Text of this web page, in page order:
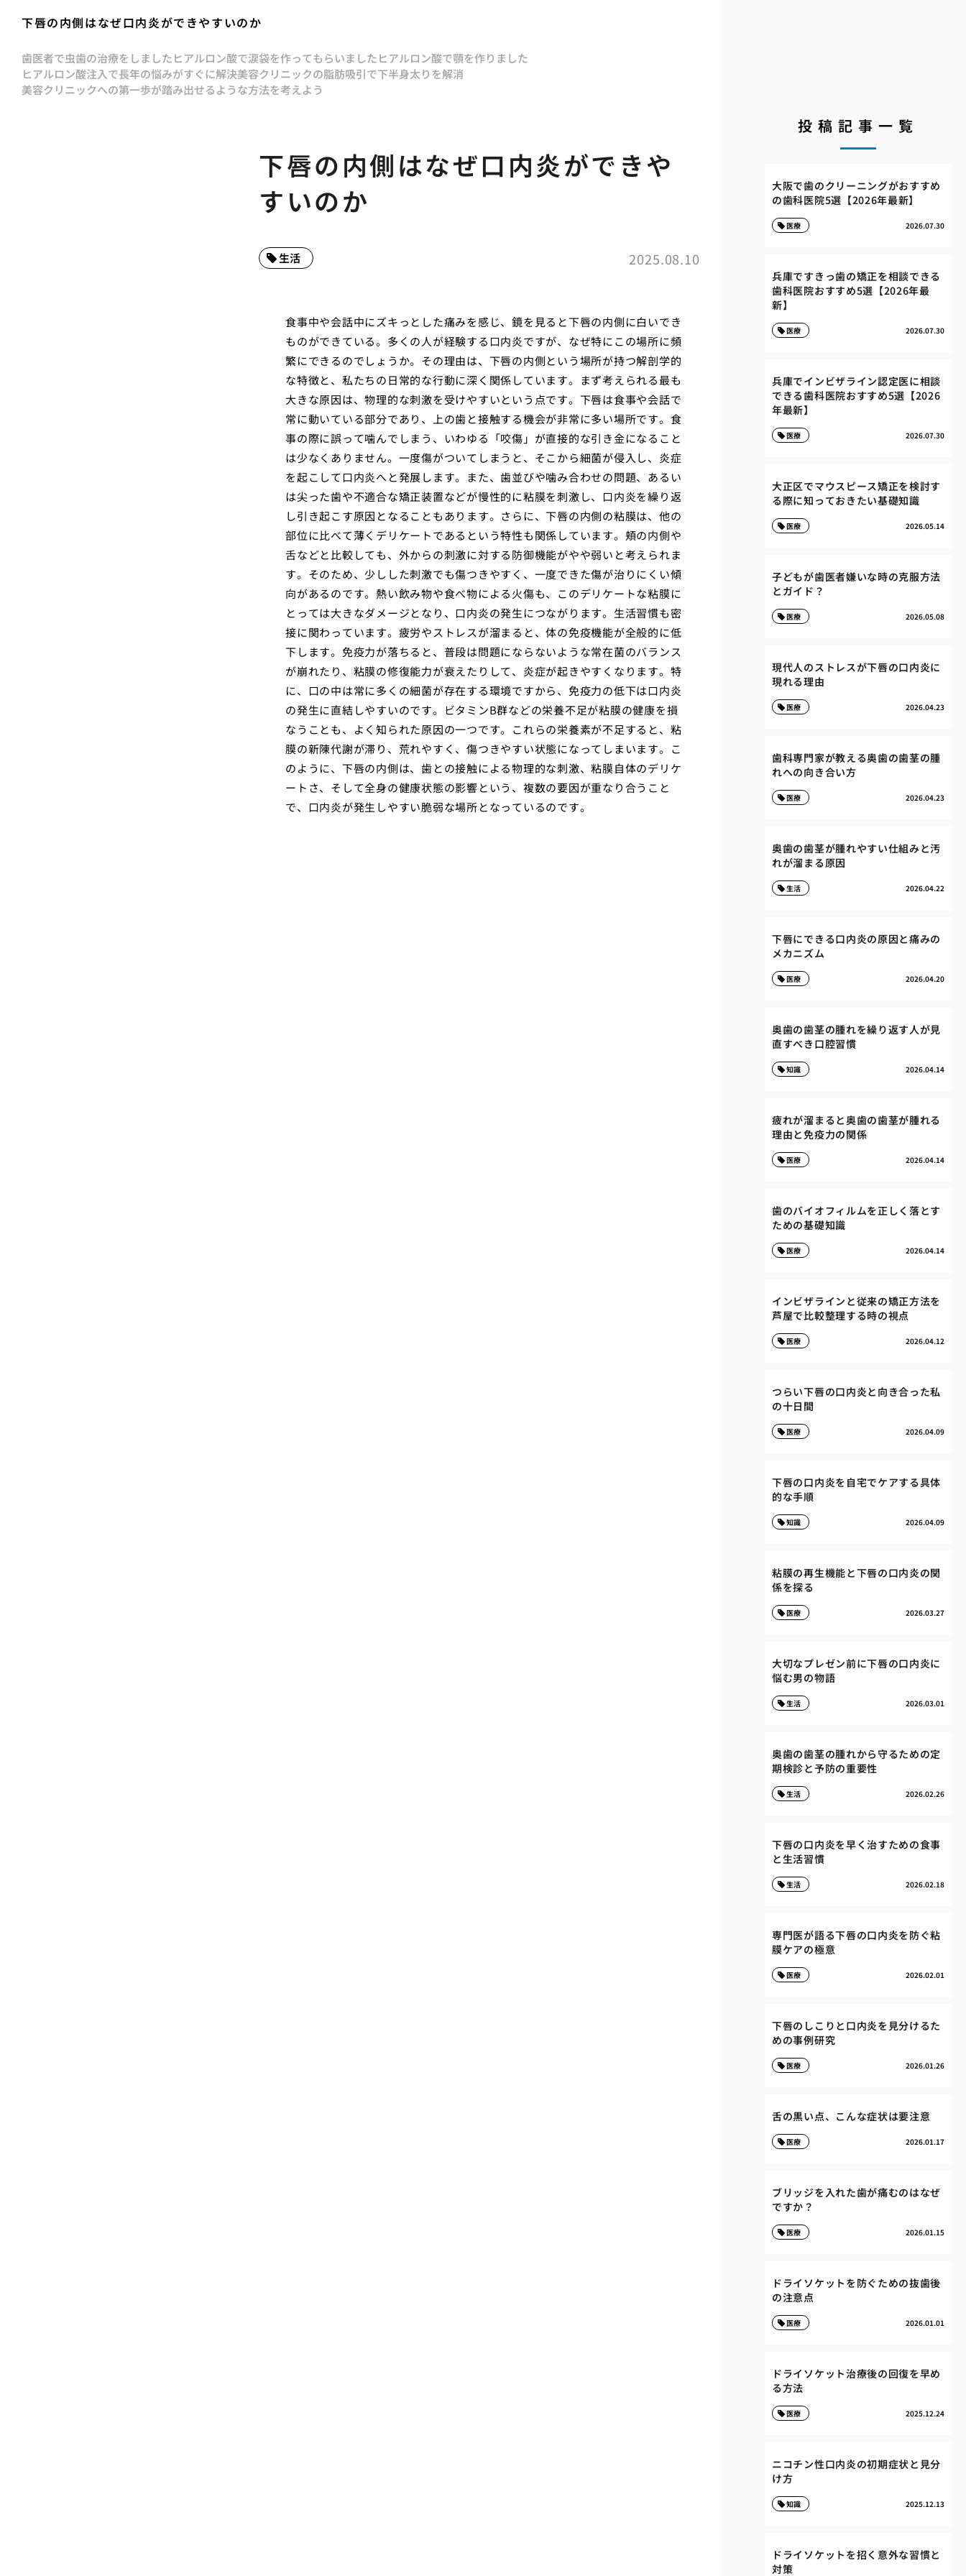
下唇の内側はなぜ口内炎ができやすいのか
歯医者で虫歯の治療をしましたヒアルロン酸で涙袋を作ってもらいましたヒアルロン酸で顎を作りました
ヒアルロン酸注入で長年の悩みがすぐに解決美容クリニックの脂肪吸引で下半身太りを解消
美容クリニックへの第一歩が踏み出せるような方法を考えよう
下唇の内側はなぜ口内炎ができや
すいのか
2025.08.10
生活
食事中や会話中にズキっとした痛みを感じ、鏡を見ると下唇の内側に白いでき
ものができている。多くの人が経験する口内炎ですが、なぜ特にこの場所に頻
繁にできるのでしょうか。その理由は、下唇の内側という場所が持つ解剖学的
な特徴と、私たちの日常的な行動に深く関係しています。まず考えられる最も
大きな原因は、物理的な刺激を受けやすいという点です。下唇は食事や会話で
常に動いている部分であり、上の歯と接触する機会が非常に多い場所です。食
事の際に誤って噛んでしまう、いわゆる「咬傷」が直接的な引き金になること
は少なくありません。一度傷がついてしまうと、そこから細菌が侵入し、炎症
を起こして口内炎へと発展します。また、歯並びや噛み合わせの問題、あるい
は尖った歯や不適合な矯正装置などが慢性的に粘膜を刺激し、口内炎を繰り返
し引き起こす原因となることもあります。さらに、下唇の内側の粘膜は、他の
部位に比べて薄くデリケートであるという特性も関係しています。頬の内側や
舌などと比較しても、外からの刺激に対する防御機能がやや弱いと考えられま
す。そのため、少しした刺激でも傷つきやすく、一度できた傷が治りにくい傾
向があるのです。熱い飲み物や食べ物による火傷も、このデリケートな粘膜に
とっては大きなダメージとなり、口内炎の発生につながります。生活習慣も密
接に関わっています。疲労やストレスが溜まると、体の免疫機能が全般的に低
下します。免疫力が落ちると、普段は問題にならないような常在菌のバランス
が崩れたり、粘膜の修復能力が衰えたりして、炎症が起きやすくなります。特
に、口の中は常に多くの細菌が存在する環境ですから、免疫力の低下は口内炎
の発生に直結しやすいのです。ビタミンB群などの栄養不足が粘膜の健康を損
なうことも、よく知られた原因の一つです。これらの栄養素が不足すると、粘
膜の新陳代謝が滞り、荒れやすく、傷つきやすい状態になってしまいます。こ
のように、下唇の内側は、歯との接触による物理的な刺激、粘膜自体のデリケ
ートさ、そして全身の健康状態の影響という、複数の要因が重なり合うこと
で、口内炎が発生しやすい脆弱な場所となっているのです。
投稿記事一覧
大阪で歯のクリーニングがおすすめ
の歯科医院5選【2026年最新】
2026.07.30
医療
兵庫ですきっ歯の矯正を相談できる
歯科医院おすすめ5選【2026年最
新】
2026.07.30
医療
兵庫でインビザライン認定医に相談
できる歯科医院おすすめ5選【2026
年最新】
2026.07.30
医療
大正区でマウスピース矯正を検討す
る際に知っておきたい基礎知識
2026.05.14
医療
子どもが歯医者嫌いな時の克服方法
とガイド？
2026.05.08
医療
現代人のストレスが下唇の口内炎に
現れる理由
2026.04.23
医療
歯科専門家が教える奥歯の歯茎の腫
れへの向き合い方
2026.04.23
医療
奥歯の歯茎が腫れやすい仕組みと汚
れが溜まる原因
2026.04.22
生活
下唇にできる口内炎の原因と痛みの
メカニズム
2026.04.20
医療
奥歯の歯茎の腫れを繰り返す人が見
直すべき口腔習慣
2026.04.14
知識
疲れが溜まると奥歯の歯茎が腫れる
理由と免疫力の関係
2026.04.14
医療
歯のバイオフィルムを正しく落とす
ための基礎知識
2026.04.14
医療
インビザラインと従来の矯正方法を
芦屋で比較整理する時の視点
2026.04.12
医療
つらい下唇の口内炎と向き合った私
の十日間
2026.04.09
医療
下唇の口内炎を自宅でケアする具体
的な手順
2026.04.09
知識
粘膜の再生機能と下唇の口内炎の関
係を探る
2026.03.27
医療
大切なプレゼン前に下唇の口内炎に
悩む男の物語
2026.03.01
生活
奥歯の歯茎の腫れから守るための定
期検診と予防の重要性
2026.02.26
生活
下唇の口内炎を早く治すための食事
と生活習慣
2026.02.18
生活
専門医が語る下唇の口内炎を防ぐ粘
膜ケアの極意
2026.02.01
医療
下唇のしこりと口内炎を見分けるた
めの事例研究
2026.01.26
医療
舌の黒い点、こんな症状は要注意
2026.01.17
医療
ブリッジを入れた歯が痛むのはなぜ
ですか？
2026.01.15
医療
ドライソケットを防ぐための抜歯後
の注意点
2026.01.01
医療
ドライソケット治療後の回復を早め
る方法
2025.12.24
医療
ニコチン性口内炎の初期症状と見分
け方
2025.12.13
知識
ドライソケットを招く意外な習慣と
対策